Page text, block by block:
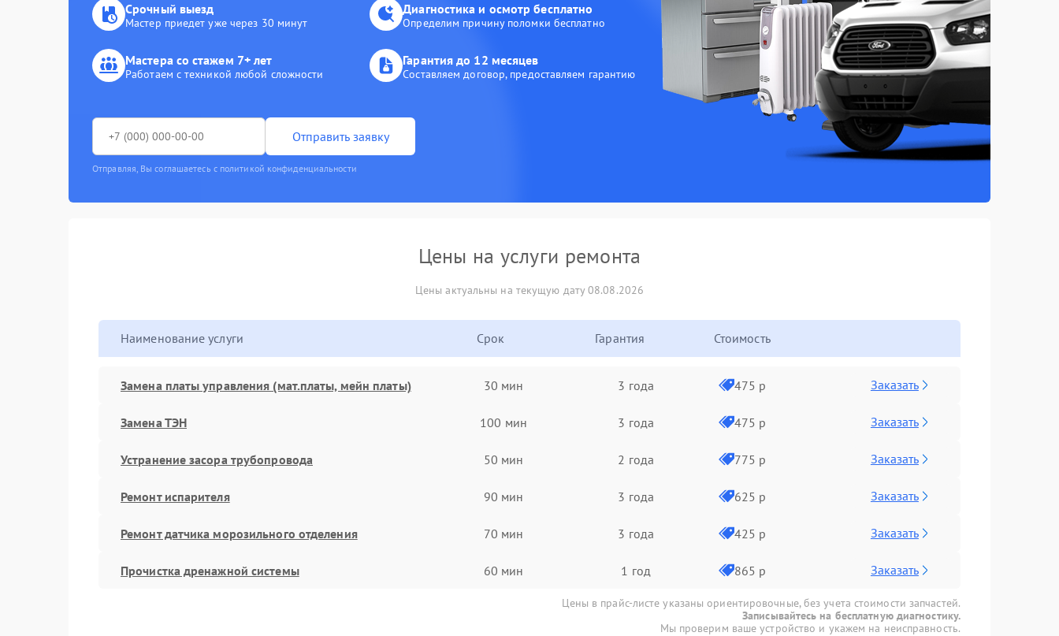
Срочный выезд
Мастер приедет уже через 30 минут
Диагностика и осмотр бесплатно
Определим причину поломки бесплатно
Мастера со стажем 7+ лет
Работаем с техникой любой сложности
Гарантия до 12 месяцев
Составляем договор, предоставляем гарантию
Отправить заявку
Отправляя, Вы соглашаетесь с политикой конфиденциальности
Цены на услуги ремонта
Цены актуальны на текущую дату 08.08.2026
Наименование услуги Срок Гарантия Стоимость
Замена платы управления (мат.платы, мейн платы) 30 мин 3 года 475 р Заказать
Замена ТЭН 100 мин 3 года 475 р Заказать
Устранение засора трубопровода 50 мин 2 года 775 р Заказать
Ремонт испарителя 90 мин 3 года 625 р Заказать
Ремонт датчика морозильного отделения 70 мин 3 года 425 р Заказать
Прочистка дренажной системы 60 мин 1 год 865 р Заказать
Цены в прайс-листе указаны ориентировочные, без учета стоимости запчастей.
Записывайтесь на бесплатную диагностику.
Мы проверим ваше устройство и укажем на неисправность.